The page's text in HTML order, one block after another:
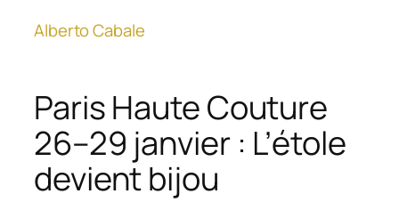
Alberto Cabale
Paris Haute Couture
26–29 janvier : L’étole
devient bijou